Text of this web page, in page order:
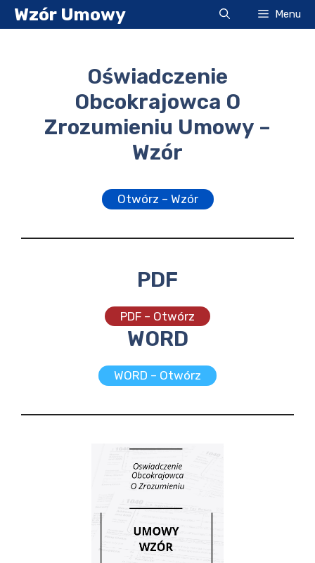
Przejdź
do
Wzór Umowy Menu
Oświadczenie
Obcokrajowca O
Zrozumieniu Umowy –
Wzór
Otwórz – Wzór
PDF
PDF – Otwórz
WORD
WORD – Otwórz